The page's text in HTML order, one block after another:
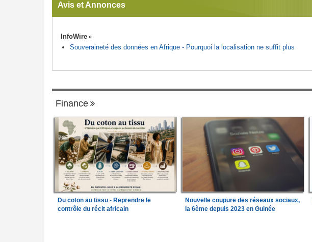
Avis et Annonces
InfoWire
Souveraineté des données en Afrique - Pourquoi la localisation ne suffit plus
Finance
Du coton au tissu - Reprendre le
contrôle du récit africain
Nouvelle coupure des réseaux sociaux,
la 6ème depuis 2023 en Guinée